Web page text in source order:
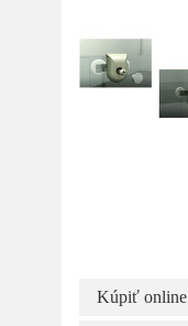
Kúpiť online